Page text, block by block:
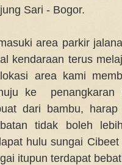
Sari - Bogor.
area parkir
kendaraan terus
area kami
ke penangkaran
dari bambu,
tidak boleh
hulu sungai
itupun terdapat